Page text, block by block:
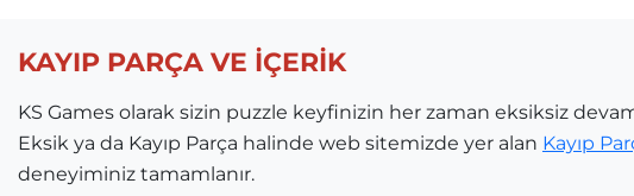
KAYIP PARÇA VE İÇERİK
KS Games olarak sizin puzzle keyfinizin her zaman eksiksiz
Eksik ya da Kayıp Parça halinde web sitemizde yer alan Kayıp
deneyiminiz tamamlanır.